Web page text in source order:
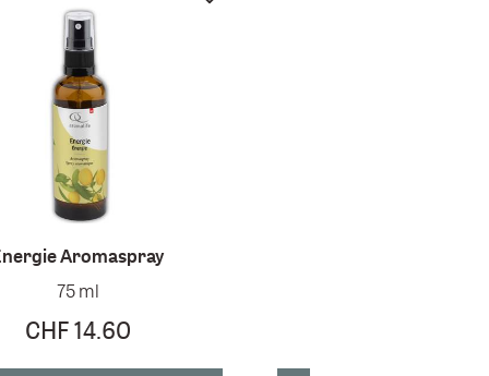
Aromaspray
75 ml
CHF 14.60